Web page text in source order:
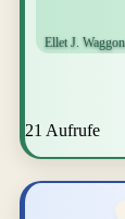
21 Aufrufe